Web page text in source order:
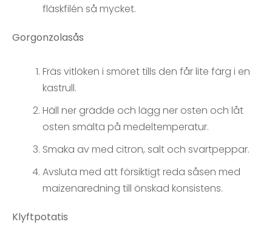
fläskfilén så mycket.
Gorgonzolasås
Fräs vitlöken i smöret tills den får lite färg i en
kastrull.
Häll ner grädde och lägg ner osten och låt
osten smälta på medeltemperatur.
Smaka av med citron, salt och svartpeppar.
Avsluta med att försiktigt reda såsen med
maizenaredning till önskad konsistens.
Klyftpotatis